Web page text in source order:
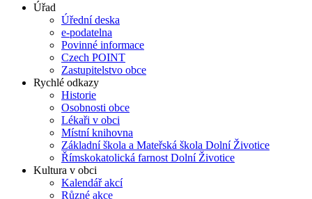
Úřad
Úřední deska
e-podatelna
Povinné informace
Czech POINT
Zastupitelstvo obce
Rychlé odkazy
Historie
Osobnosti obce
Lékaři v obci
Místní knihovna
Základní škola a Mateřská škola Dolní Životice
Římskokatolická farnost Dolní Životice
Kultura v obci
Kalendář akcí
Různé akce